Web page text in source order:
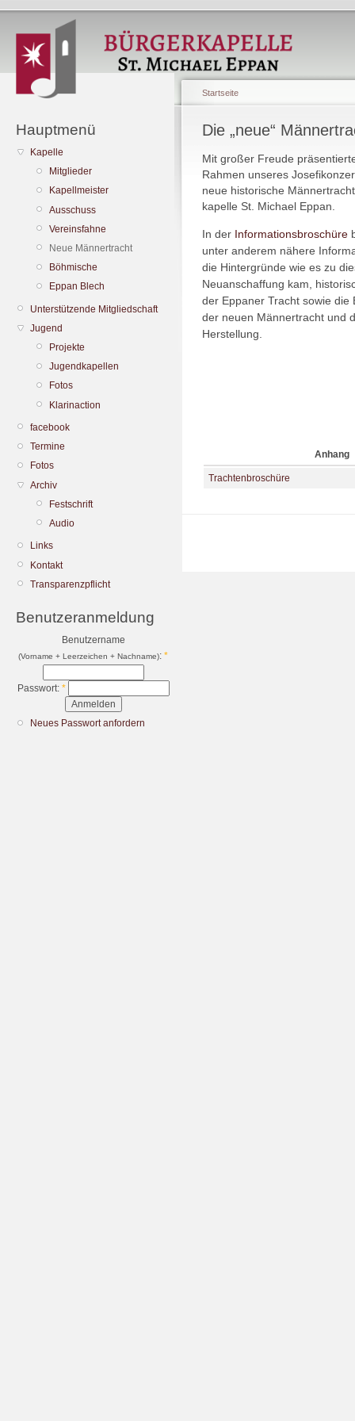
Hauptmenü
Kapelle
Mitglieder
Kapellmeister
Ausschuss
Vereinsfahne
Neue Männertracht
Böhmische
Eppan Blech
Unterstützende Mitgliedschaft
Jugend
Projekte
Jugendkapellen
Fotos
Klarinaction
facebook
Termine
Fotos
Archiv
Festschrift
Audio
Links
Kontakt
Transparenzpflicht
Benutzeranmeldung
Benutzername
(Vorname + Leerzeichen + Nachname): *
Passwort: *
Neues Passwort anfordern
Startseite
Die „neue“
Mit großer Freude
Rahmen unseres Josefi­
neue historische
kapelle St. Michael Eppan.
In der Informationsbroschüre
unter anderem nähere
die Hintergründe wie es zu
Neuanschaffung kam,
der Eppaner Tracht sowie die
der neuen Männertracht und
Herstellung.
Anhang
Trachtenbroschüre